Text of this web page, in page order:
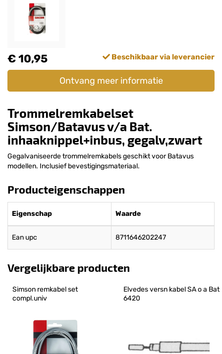
€ 10,95 Beschikbaar via leverancier
Ontvang meer informatie
Trommelremkabelset
Simson/Batavus v/a Bat.
inhaaknippel+inbus, gegalv,zwart
Gegalvaniseerde trommelremkabels geschikt voor Batavus
modellen. Inclusief bevestigingsmateriaal.
Producteigenschappen
Eigenschap Waarde
Ean upc 8711646202247
Vergelijkbare producten
Simson remkabel set
compl.univ
Elvedes versn kabel SA o a Bat
6420